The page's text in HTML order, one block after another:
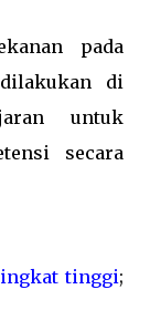
pada
di
untuk
secara
tinggi;